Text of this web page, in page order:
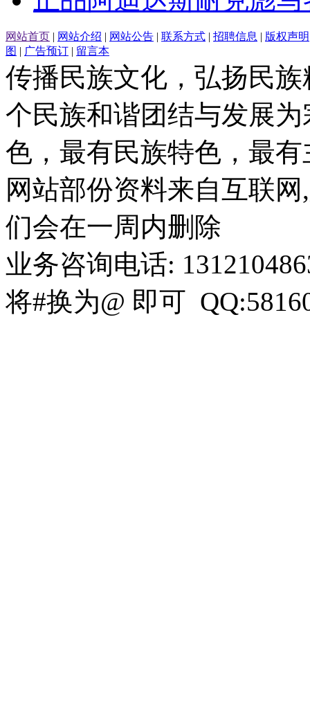
网站首页 | 网站介绍 | 网站公告 | 联系方式 | 招聘信息 | 版权声明
图 | 广告预订 | 留言本
传播民族文化，弘扬民
个民族和谐团结与发展
色，最有民族特色，最
网站部份资料来自互联
们会在一周内删除
业务咨询电话:
将#换为@ 即可